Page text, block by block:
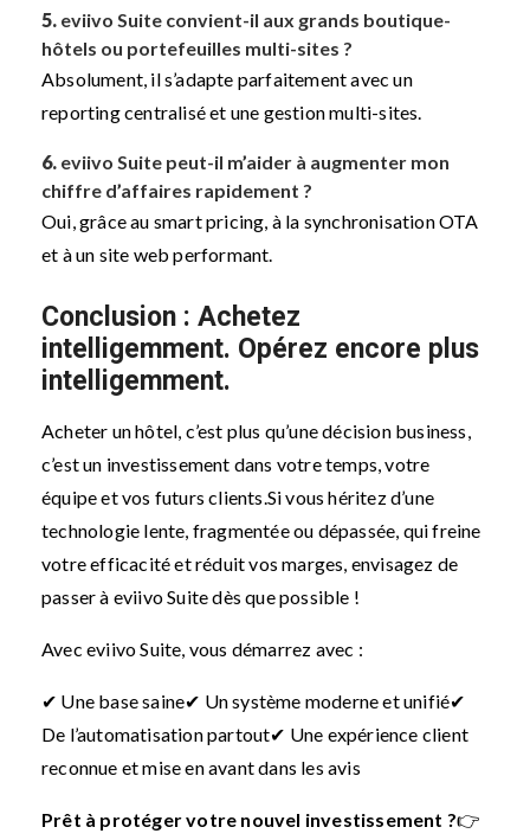
5. eviivo Suite convient-il aux grands boutique-
hôtels ou portefeuilles multi-sites ?
Absolument, il s’adapte parfaitement avec un
reporting centralisé et une gestion multi-sites.
6. eviivo Suite peut-il m’aider à augmenter mon
chiffre d’affaires rapidement ?
Oui, grâce au smart pricing, à la synchronisation OTA
et à un site web performant.
Conclusion : Achetez
intelligemment. Opérez encore plus
intelligemment.
Acheter un hôtel, c’est plus qu’une décision business,
c’est un investissement dans votre temps, votre
équipe et vos futurs clients.Si vous héritez d’une
technologie lente, fragmentée ou dépassée, qui freine
votre efficacité et réduit vos marges, envisagez de
passer à eviivo Suite dès que possible !
Avec eviivo Suite, vous démarrez avec :
✔ Une base saine✔ Un système moderne et unifié✔
De l’automatisation partout✔ Une expérience client
reconnue et mise en avant dans les avis
Prêt à protéger votre nouvel investissement ?👉